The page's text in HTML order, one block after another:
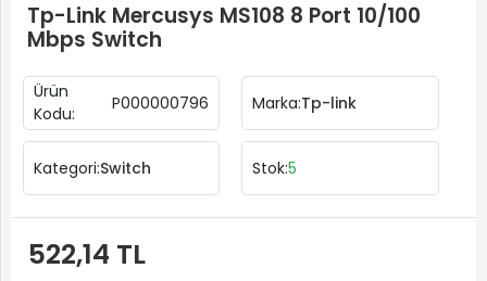
Tp-Link Mercusys MS108 8 Port 10/100
Mbps Switch
Ürün
Kodu:
P000000796 Marka:Tp-link
Kategori:Switch Stok:5
522,14 TL